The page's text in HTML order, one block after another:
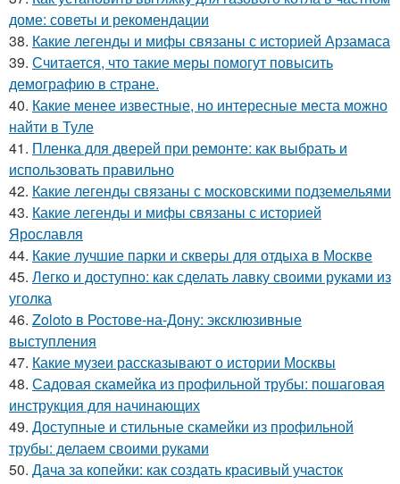
доме: советы и рекомендации
38. Какие легенды и мифы связаны с историей Арзамаса
39. Считается, что такие меры помогут повысить
демографию в стране.
40. Какие менее известные, но интересные места можно
найти в Туле
41. Пленка для дверей при ремонте: как выбрать и
использовать правильно
42. Какие легенды связаны с московскими подземельями
43. Какие легенды и мифы связаны с историей
Ярославля
44. Какие лучшие парки и скверы для отдыха в Москве
45. Легко и доступно: как сделать лавку своими руками из
уголка
46. Zoloto в Ростове-на-Дону: эксклюзивные
выступления
47. Какие музеи рассказывают о истории Москвы
48. Садовая скамейка из профильной трубы: пошаговая
инструкция для начинающих
49. Доступные и стильные скамейки из профильной
трубы: делаем своими руками
50. Дача за копейки: как создать красивый участок